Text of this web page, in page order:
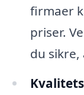
firmaer
priser.
du